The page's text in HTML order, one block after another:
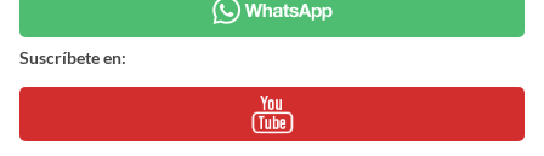
Suscríbete en: